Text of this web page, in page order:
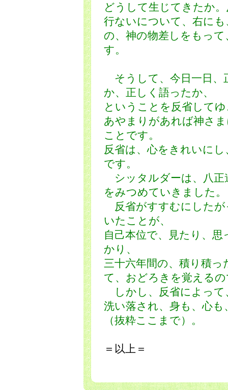
どうして生じてきたか
行ないについて、右に
の、神の物差しをもっ
す。
そうして、今日一日、
か、正しく語ったか、
ということを反省して
あやまりがあれば神さ
ことです。
反省は、心をきれいに
です。
シッタルダーは、八正
をみつめていきました。
反省がすすむにしたが
いたことが、
自己本位で、見たり、
かり、
三十六年間の、積り積
て、おどろきを覚える
しかし、反省によって
洗い落され、身も、心
（抜粋ここまで）。
＝以上＝